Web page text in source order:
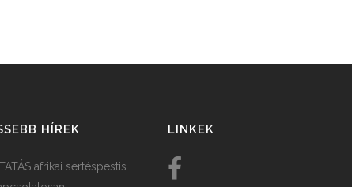
HÍREK
afrikai sertéspestis
LINKEK